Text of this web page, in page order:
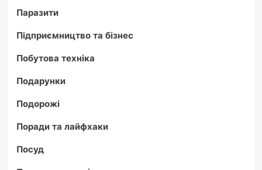
Паразити
Підприємництво та бізнес
Побутова техніка
Подарунки
Подорожі
Поради та лайфхаки
Посуд